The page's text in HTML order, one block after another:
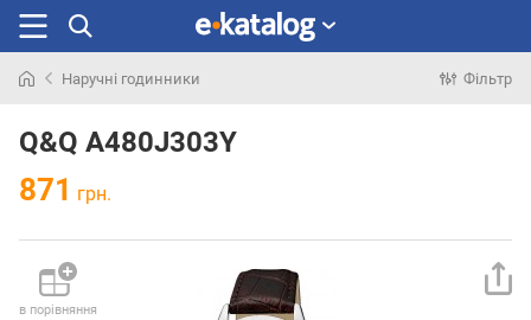
раніше
Наручні годинники Фільтр
Q&Q A480J303Y
871 грн.
в порівняння